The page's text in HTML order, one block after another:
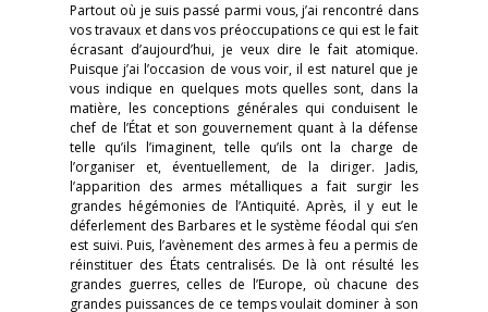
Partout où je suis passé parmi vous, j’ai rencontré dans
vos travaux et dans vos préoccupations ce qui est le fait
écrasant d’aujourd’hui, je veux dire le fait atomique.
Puisque j’ai l’occasion de vous voir, il est naturel que je
vous indique en quelques mots quelles sont, dans la
matière, les conceptions générales qui conduisent le
chef de l’État et son gouvernement quant à la défense
telle qu’ils l’imaginent, telle qu’ils ont la charge de
l’organiser et, éventuellement, de la diriger. Jadis,
l’apparition des armes métalliques a fait surgir les
grandes hégémonies de l’Antiquité. Après, il y eut le
déferlement des Barbares et le système féodal qui s’en
est suivi. Puis, l’avènement des armes à feu a permis de
réinstituer des États centralisés. De là ont résulté les
grandes guerres, celles de l’Europe, où chacune des
grandes puissances de ce temps voulait dominer à son